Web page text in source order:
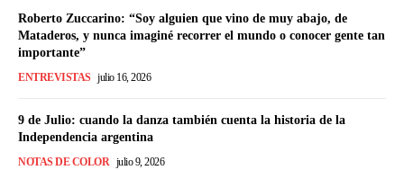
Roberto Zuccarino: “Soy alguien que vino de muy abajo, de
Mataderos, y nunca imaginé recorrer el mundo o conocer gente tan
importante”
ENTREVISTAS julio 16, 2026
9 de Julio: cuando la danza también cuenta la historia de la
Independencia argentina
NOTAS DE COLOR julio 9, 2026